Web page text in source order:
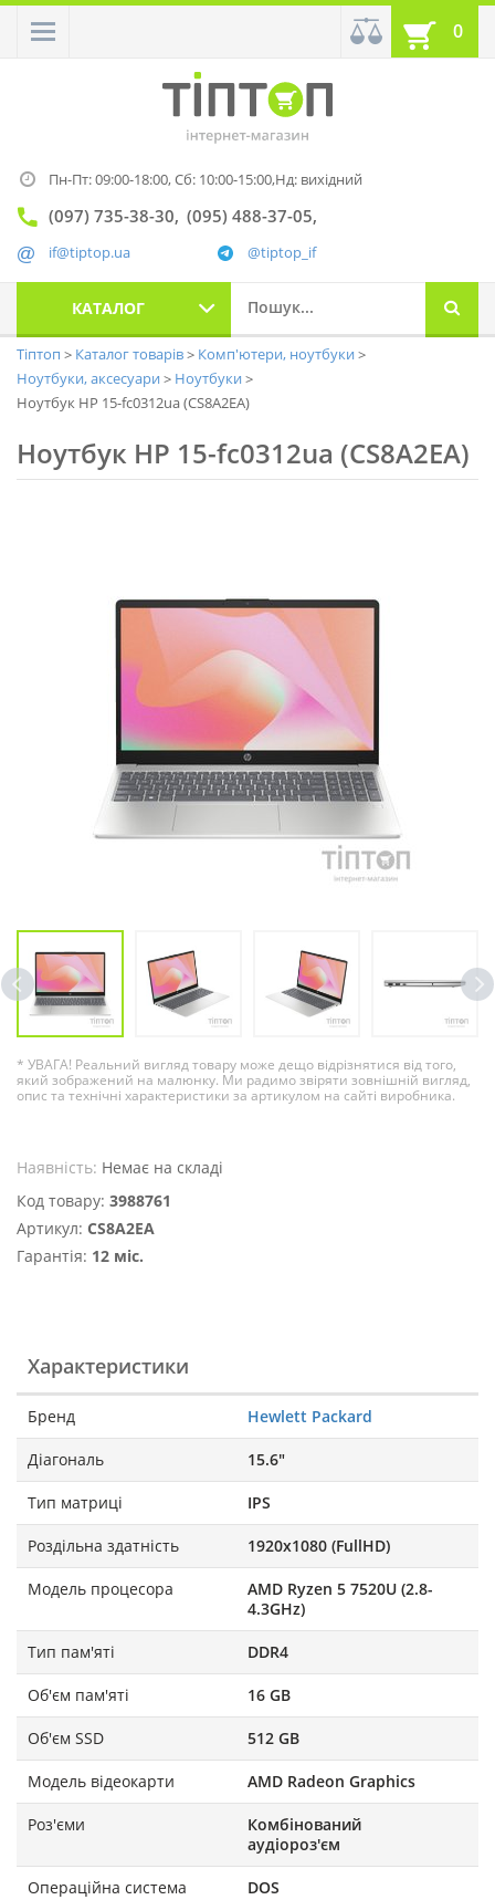
0
Пн-Пт: 09:00-18:00,Сб: 10:00-15:00,Нд: вихідний
(097) 735-38-30 (095) 488-37-05
@tiptop_if
if@tiptop.ua
КАТАЛОГ
Тіптоп Каталог товарів
Комп'ютери, ноутбуки
Ноутбуки, аксесуари
Ноутбуки
Ноутбук HP 15-fc0312ua (CS8A2EA)
Ноутбук HP 15-fc0312ua (CS8A2EA)
* УВАГА! Реальний вигляд товару може дещо відрізнятися від того,
який зображений на малюнку. Ми радимо звіряти зовнішній вигляд,
опис та технічні характеристики за артикулом на сайті виробника.
Наявність: Немає на складі
Код товару: 3988761
Артикул: CS8A2EA
Гарантія: 12 міс.
Характеристики
Бренд Hewlett Packard
Діагональ 15.6"
Тип матриці IPS
Роздільна здатність 1920х1080 (FullHD)
Модель процесора
AMD Ryzen 5 7520U (2.8-
4.3GHz)
Тип пам'яті DDR4
Об'єм пам'яті 16 GB
Об'єм SSD 512 GB
Модель відеокарти AMD Radeon Graphics
Роз'єми
Комбінований
аудіороз'єм
Операційна система DOS